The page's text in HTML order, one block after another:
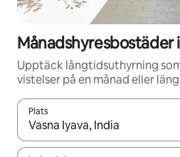
Månadshyresbostäder
Upptäck långtidsuthyrning
vistelser på en månad eller
Plats
När resultaten är tillgängliga